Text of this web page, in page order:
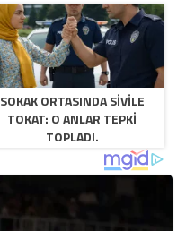
SOKAK ORTASINDA SIVILE
TOKAT: O ANLAR TEPKI
TOPLADI.